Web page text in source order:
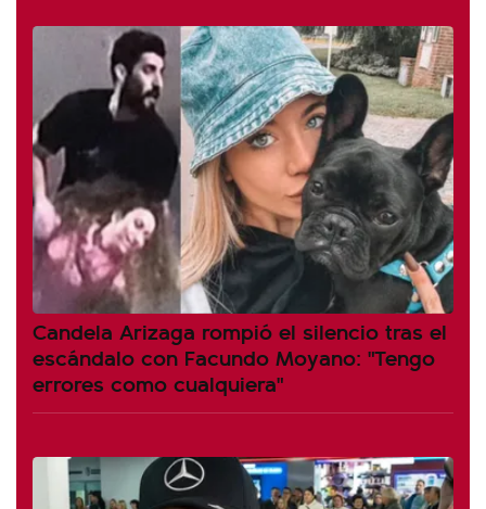
Candela Arizaga rompió el silencio tras el
escándalo con Facundo Moyano: "Tengo
errores como cualquiera"